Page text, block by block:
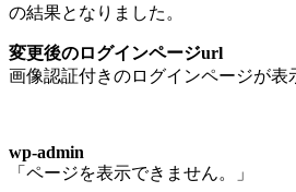
の結果となりました。
変更後のログインページurl
画像認証付きのログインページが表
wp-admin
「ページを表示できません。」